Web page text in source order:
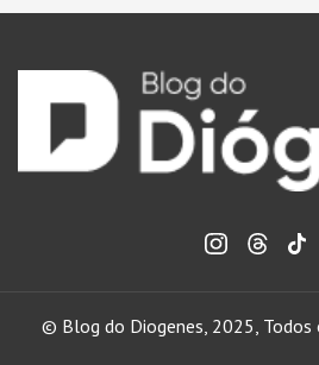
© Blog do Diogenes, 2025, Todos